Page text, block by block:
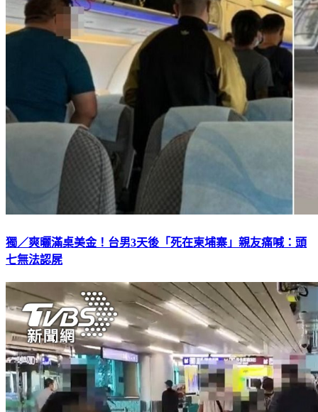
獨／爽曬滿桌美金！台男3天後「死在柬埔寨」親友痛喊：頭
七無法認屍